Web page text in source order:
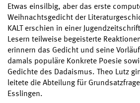
Etwas einsilbig, aber das erste
Weihnachtsgedicht der
KALT erschien in einer
Lesern teilweise begeisterte
erinnern das Gedicht und seine
damals populäre Konkrete Poesie
Gedichte des Dadaismus. Theo Lutz
leitete die Abteilung für
Esslingen.